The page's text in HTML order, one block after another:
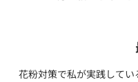
花粉対策で私が実践して